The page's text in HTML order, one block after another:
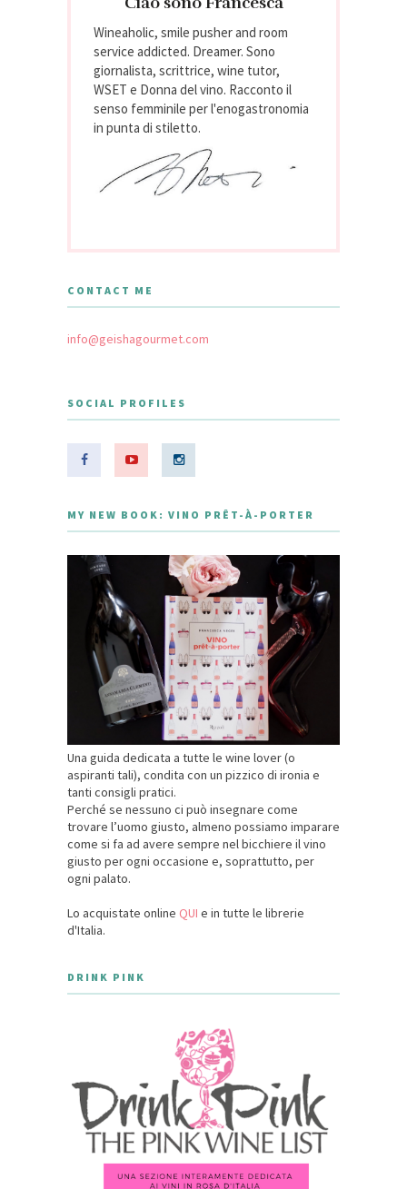
Wineaholic, smile pusher and room
service addicted. Dreamer. Sono
giornalista, scrittrice, wine tutor,
WSET e Donna del vino. Racconto il
senso femminile per l'enogastronomia
in punta di stiletto.
CONTACT ME
info@geishagourmet.com
SOCIAL PROFILES
MY NEW BOOK: VINO PRÊT-À-PORTER
Una guida dedicata a tutte le wine lover (o
aspiranti tali), condita con un pizzico di ironia e
tanti consigli pratici.
Perché se nessuno ci può insegnare come
trovare l’uomo giusto, almeno possiamo imparare
come si fa ad avere sempre nel bicchiere il vino
giusto per ogni occasione e, soprattutto, per
ogni palato.
Lo acquistate online QUI e in tutte le librerie
d'Italia.
DRINK PINK